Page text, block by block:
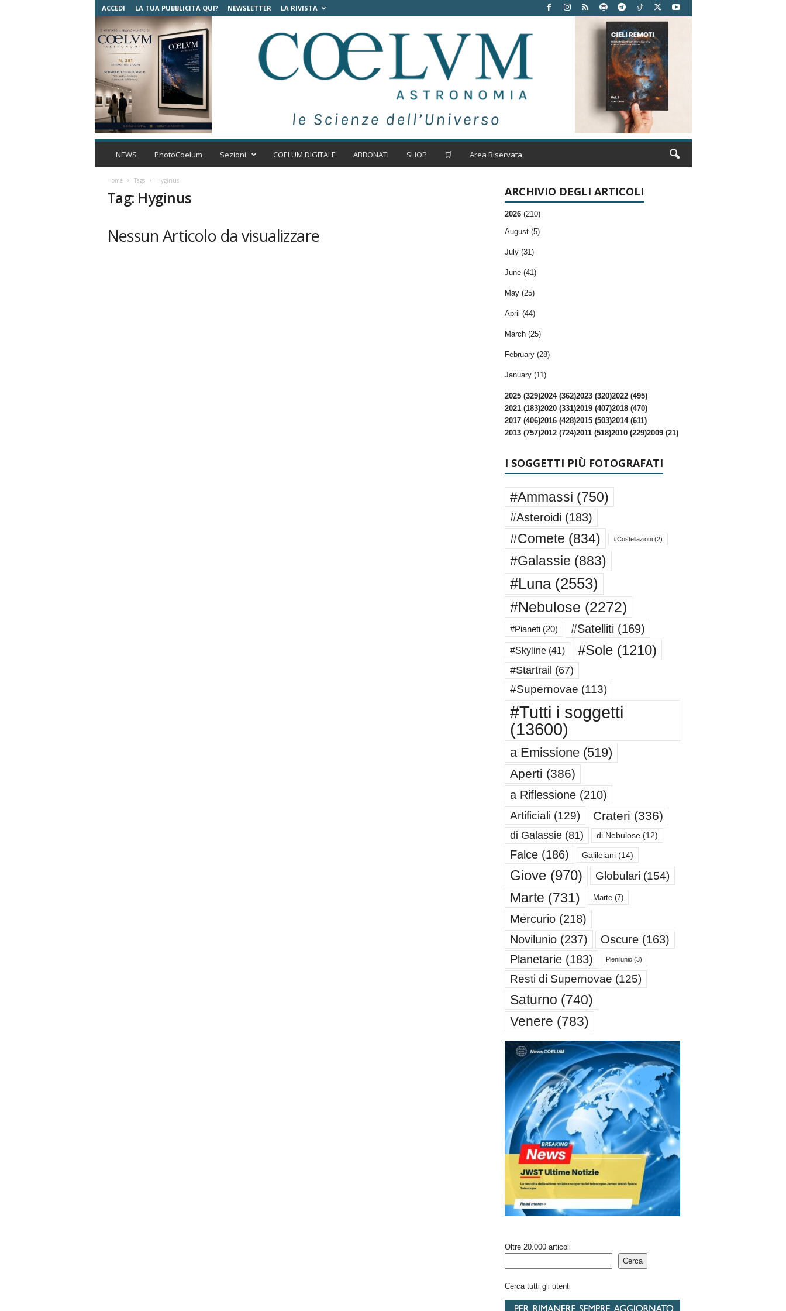
ACCEDI LA TUA PUBBLICITÀ QUI? NEWSLETTER LA RIVISTA
C
t
NEWS PhotoCoelum Sezioni COELUM DIGITALE ABBONATI SHOP 🛒 Area Riservata
Home Tags Hyginus
Tag: Hyginus
Nessun Articolo da visualizzare
ARCHIVIO DEGLI ARTICOLI
2026 (210)
August (5)
July (31)
June (41)
May (25)
April (44)
March (25)
February (28)
January (11)
2025 (329)2024 (362)2023 (320)2022 (495)
2021 (183)2020 (331)2019 (407)2018 (470)
2017 (406)2016 (428)2015 (503)2014 (611)
2013 (757)2012 (724)2011 (518)2010 (229)2009 (21)
I SOGGETTI PIÙ FOTOGRAFATI
#Ammassi (750)
#Asteroidi (183)
#Comete (834) #Costellazioni(2)
#Galassie (883)
#Luna(2553)
#Nebulose (2272)
#Pianeti(20) #Satelliti (169)
#Skyline(41) #Sole(1210)
#Startrail (67)
#Supernovae (113)
#Tutti i soggetti
(13600)
a Emissione(519)
Aperti (386)
a Riflessione(210)
Artificiali (129) Crateri (336)
di Galassie(81) di Nebulose(12)
Falce(186) Galileiani(14)
Giove(970) Globulari (154)
Marte (731) Marte(7)
Mercurio(218)
Novilunio(237) Oscure(163)
Planetarie(183) Plenilunio(3)
Resti di Supernovae (125)
Saturno (740)
Venere (783)
Oltre 20.000 articoli
Cerca
Cerca tutti gli utenti